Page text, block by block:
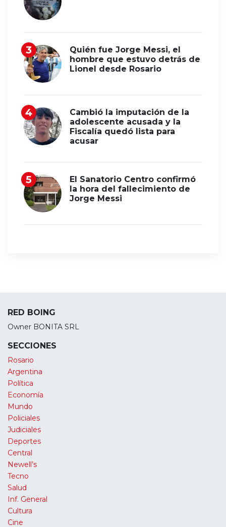
Quién fue Jorge Messi, el
hombre que estuvo detrás de
Lionel desde Rosario
Cambió la imputación de la
adolescente acusada y la
Fiscalía quedó lista para
acusar
El Sanatorio Centro confirmó
la hora del fallecimiento de
Jorge Messi
RED BOING
Owner BONITA SRL
SECCIONES
Rosario
Argentina
Política
Economía
Mundo
Policiales
Judiciales
Deportes
Central
Newell’s
Tecno
Salud
Inf. General
Cultura
Cine